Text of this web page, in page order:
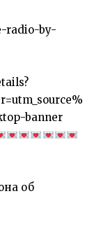
radio-by-
banner
об